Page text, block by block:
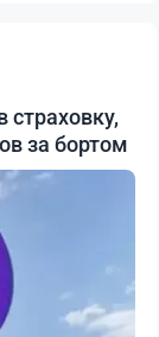
за бортом